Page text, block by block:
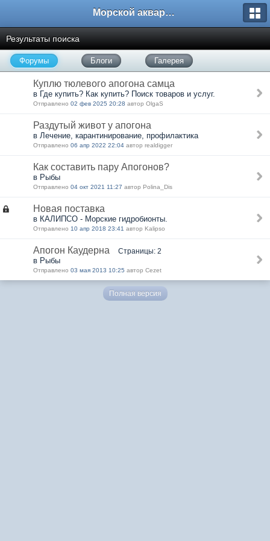
Морской аквариум. Форумы ReefCentral.ru
Результаты поиска
Форумы Блоги Галерея
Куплю тюлевого апогона самца
в Где купить? Как купить? Поиск товаров и услуг.
Отправлено 02 фев 2025 20:28 автор OlgaS
Раздутый живот у апогона
в Лечение, карантинирование, профилактика
Отправлено 06 апр 2022 22:04 автор realdigger
Как составить пару Апогонов?
в Рыбы
Отправлено 04 окт 2021 11:27 автор Polina_Dis
Новая поставка
в КАЛИПСО - Морские гидробионты.
Отправлено 10 апр 2018 23:41 автор Kalipso
Апогон Каудерна Страницы: 2
в Рыбы
Отправлено 03 мая 2013 10:25 автор Cezet
Полная версия